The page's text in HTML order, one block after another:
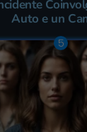
Auto e un